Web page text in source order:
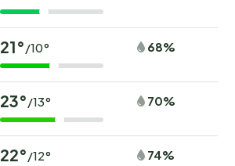
21°/10° 68%
23°/13° 70%
22°/12° 74%